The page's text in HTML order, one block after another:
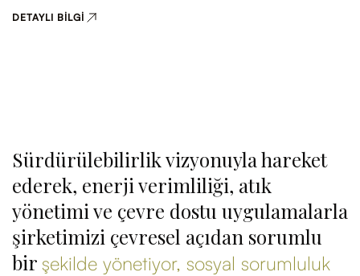
DETAYLI BILGI
Sürdürülebilirlik vizyonuyla hareket
ederek, enerji verimliliği, atık
yönetimi ve çevre dostu uygulamalarla
şirketimizi çevresel açıdan sorumlu
bir şekilde yönetiyor, sosyal sorumluluk